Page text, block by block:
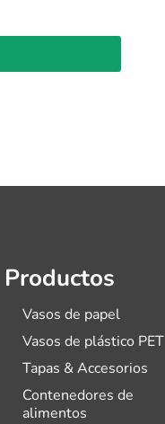
Productos
Vasos de papel
Vasos de plástico PET
Tapas & Accesorios
Contenedores de
alimentos